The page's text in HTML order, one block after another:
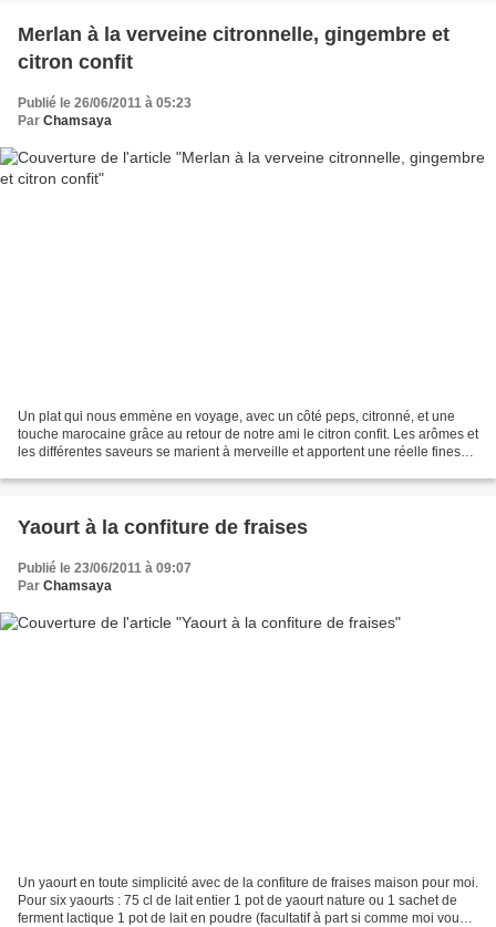
Merlan à la verveine citronnelle, gingembre et
citron confit
Publié le 26/06/2011 à 05:23
Par Chamsaya
Un plat qui nous emmène en voyage, avec un côté peps, citronné, et une
touche marocaine grâce au retour de notre ami le citron confit. Les arômes et
les différentes saveurs se marient à merveille et apportent une réelle finesse.
Yaourt à la confiture de fraises
Publié le 23/06/2011 à 09:07
Par Chamsaya
Un yaourt en toute simplicité avec de la confiture de fraises maison pour moi.
Pour six yaourts : 75 cl de lait entier 1 pot de yaourt nature ou 1 sachet de
ferment lactique 1 pot de lait en poudre (facultatif à part si comme moi vous